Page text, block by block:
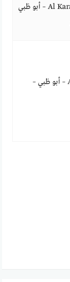
Al Karamah Road,Karamah – أبو ظبي
Ali and Sons Building – أبو ظبي –